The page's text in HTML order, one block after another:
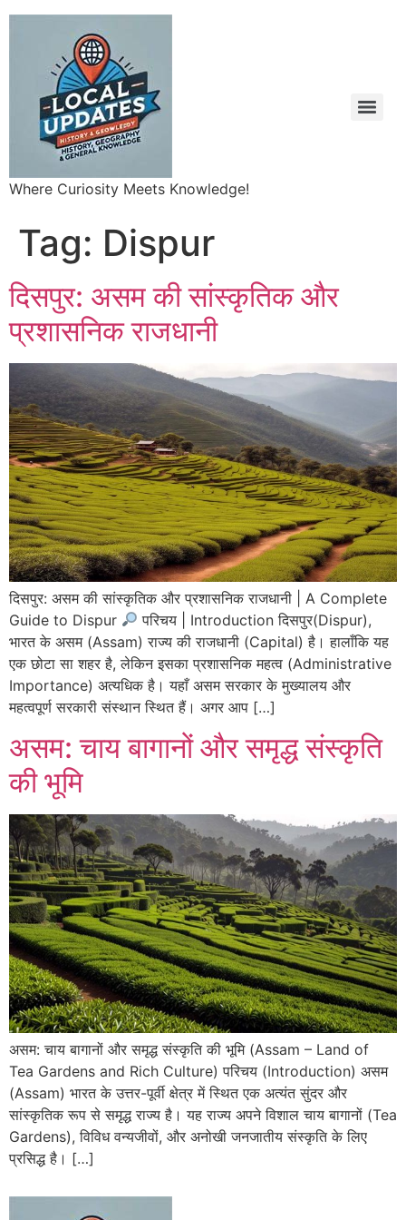
Where Curiosity Meets Knowledge!
Tag: Dispur
दिसपुर: असम की सांस्कृतिक और
प्रशासनिक राजधानी
दिसपुर: असम की सांस्कृतिक और प्रशासनिक राजधानी | A Complete
Guide to Dispur
परिचय | Introduction दिसपुर(Dispur),
भारत के असम (Assam) राज्य की राजधानी (Capital) है। हालाँकि यह
एक छोटा सा शहर है, लेकिन इसका प्रशासनिक महत्व (Administrative
Importance) अत्यधिक है। यहाँ असम सरकार के मुख्यालय और
महत्वपूर्ण सरकारी संस्थान स्थित हैं। अगर आप […]
असम: चाय बागानों और समृद्ध संस्कृति
की भूमि
असम: चाय बागानों और समृद्ध संस्कृति की भूमि (Assam – Land of
Tea Gardens and Rich Culture) परिचय (Introduction) असम
(Assam) भारत के उत्तर-पूर्वी क्षेत्र में स्थित एक अत्यंत सुंदर और
सांस्कृतिक रूप से समृद्ध राज्य है। यह राज्य अपने विशाल चाय बागानों (Tea
Gardens), विविध वन्यजीवों, और अनोखी जनजातीय संस्कृति के लिए
प्रसिद्ध है। […]